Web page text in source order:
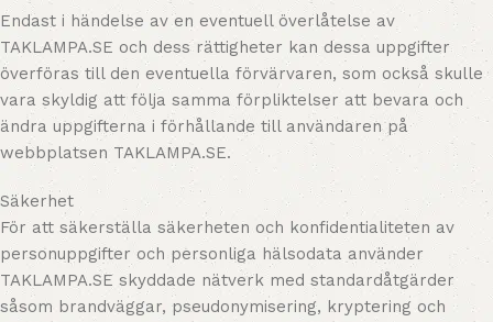
Endast i händelse av en eventuell överlåtelse av
TAKLAMPA.SE och dess rättigheter kan dessa uppgifter
överföras till den eventuella förvärvaren, som också skulle
vara skyldig att följa samma förpliktelser att bevara och
ändra uppgifterna i förhållande till användaren på
webbplatsen TAKLAMPA.SE.
Säkerhet
För att säkerställa säkerheten och konfidentialiteten av
personuppgifter och personliga hälsodata använder
TAKLAMPA.SE skyddade nätverk med standardåtgärder
såsom brandväggar, pseudonymisering, kryptering och